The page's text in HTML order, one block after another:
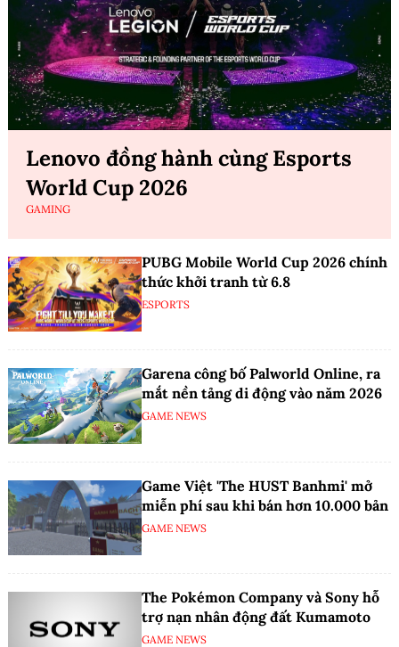
Lenovo đồng hành cùng Esports
World Cup 2026
GAMING
PUBG Mobile World Cup 2026 chính
thức khởi tranh từ 6.8
ESPORTS
Garena công bố Palworld Online, ra
mắt nền tảng di động vào năm 2026
GAME NEWS
Game Việt 'The HUST Banhmi' mở
miễn phí sau khi bán hơn 10.000 bản
GAME NEWS
The Pokémon Company và Sony hỗ
trợ nạn nhân động đất Kumamoto
GAME NEWS